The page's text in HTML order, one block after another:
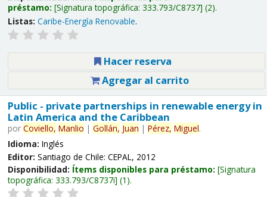
préstamo: Signatura topográfica: 333.793/C8737 (2).
Listas: Caribe-Energía Renovable.
Hacer reserva
Agregar al carrito
Public - private partnerships in renewable energy in
Latin America and the Caribbean
por Coviello, Manlio | Gollán, Juan | Pérez, Miguel.
Idioma: Inglés
Editor: Santiago de Chile: CEPAL, 2012
Disponibilidad: Ítems disponibles para préstamo: Signatura
topográfica: 333.793/C8737i (1).